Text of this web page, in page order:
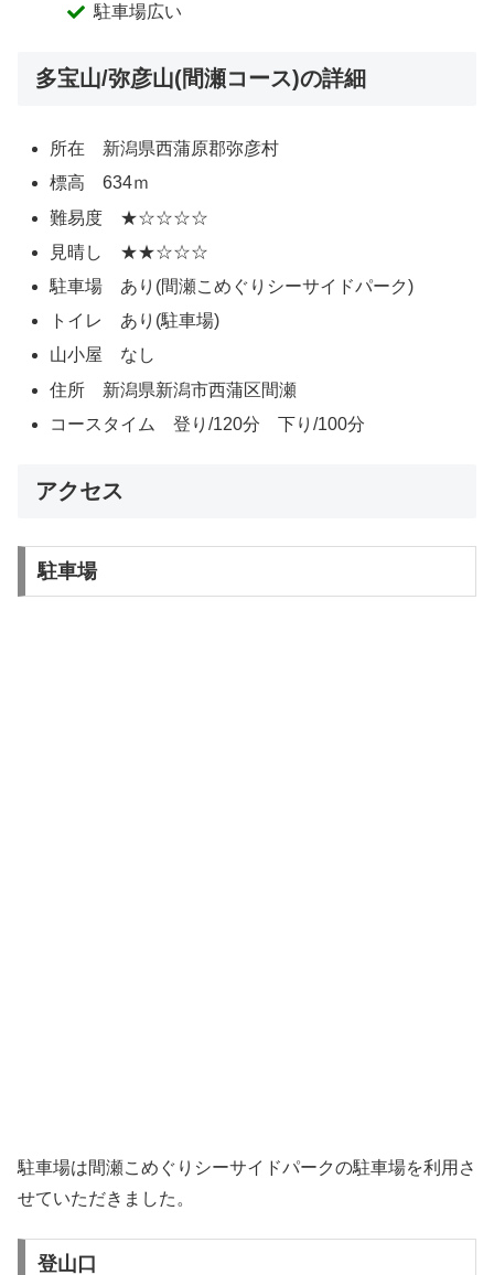
駐車場広い
多宝山/弥彦山(間瀬コース)の詳細
所在 新潟県西蒲原郡弥彦村
標高 634ｍ
難易度 ★☆☆☆☆
見晴し ★★☆☆☆
駐車場 あり(間瀬こめぐりシーサイドパーク)
トイレ あり(駐車場)
山小屋 なし
住所 新潟県新潟市西蒲区間瀬
コースタイム 登り/120分 下り/100分
アクセス
駐車場
駐車場は間瀬こめぐりシーサイドパークの駐車場を利用さ
せていただきました。
登山口